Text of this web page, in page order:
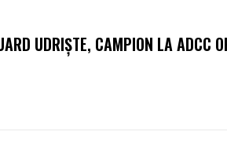
UDRIȘTE, CAMPION LA ADCC